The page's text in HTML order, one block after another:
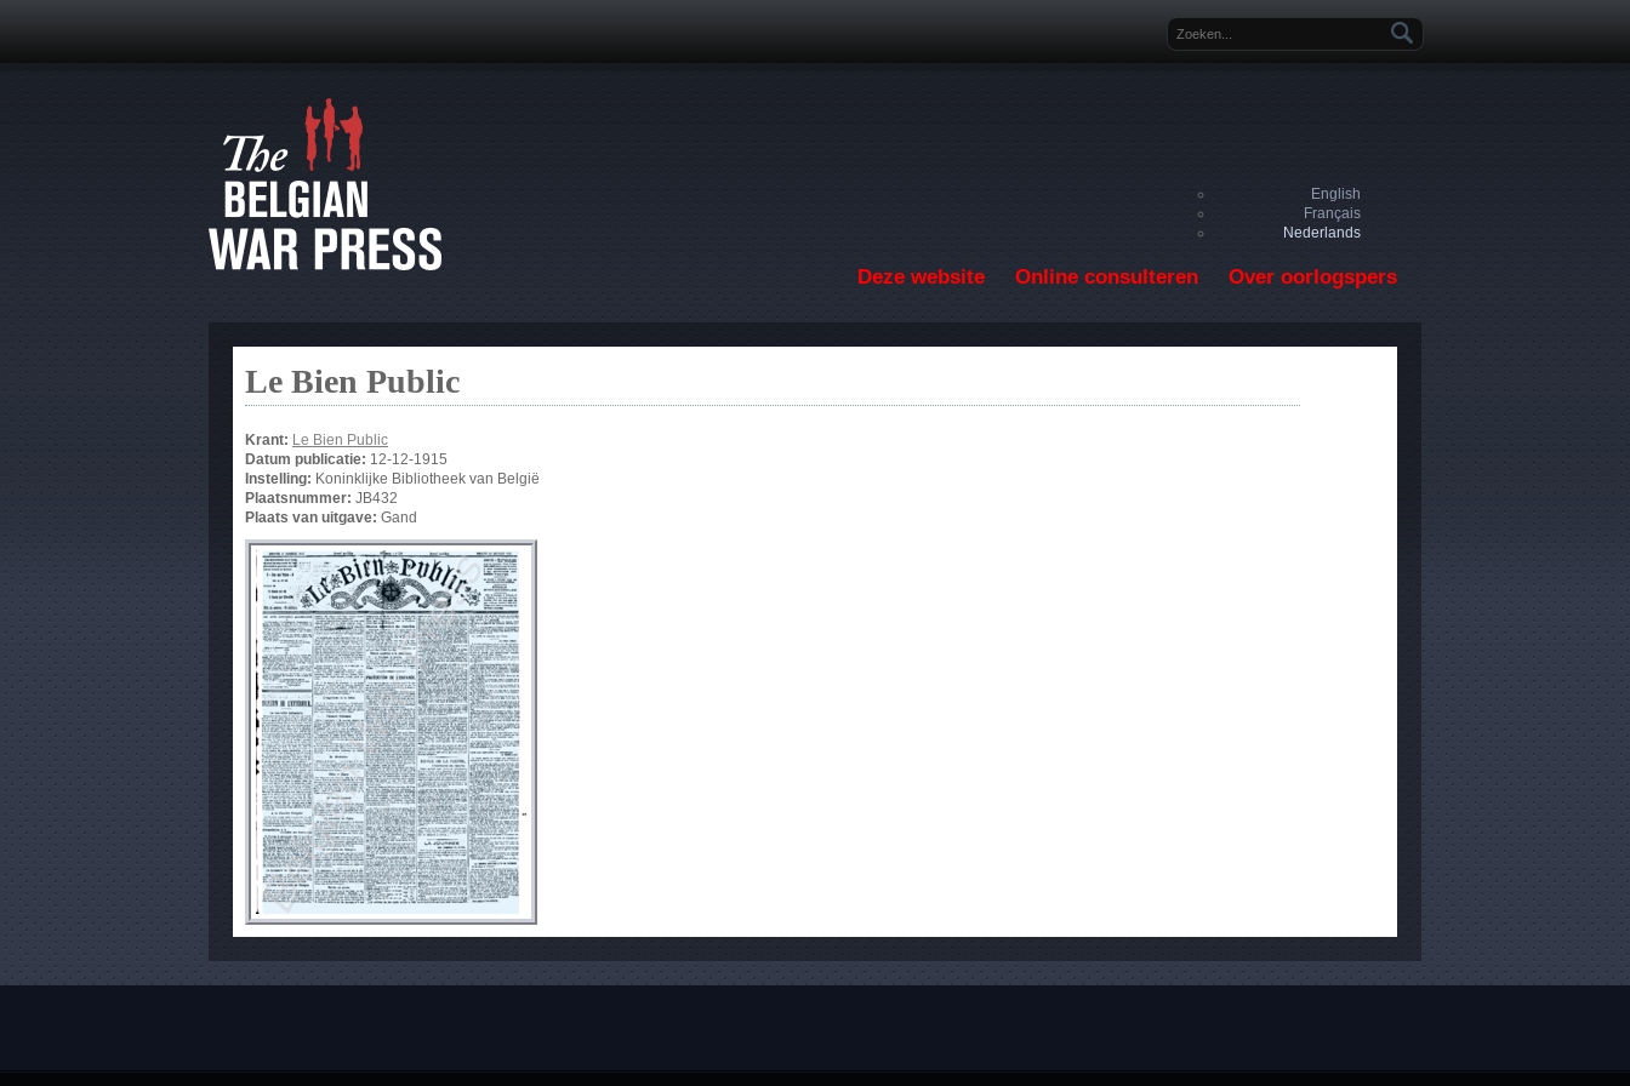
Zoekveld
English
Français
Nederlands
Deze website Online consulteren Over oorlogspers
Le Bien Public
Krant: Le Bien Public
Datum publicatie: 12-12-1915
Instelling: Koninklijke Bibliotheek van België
Plaatsnummer: JB432
Plaats van uitgave: Gand